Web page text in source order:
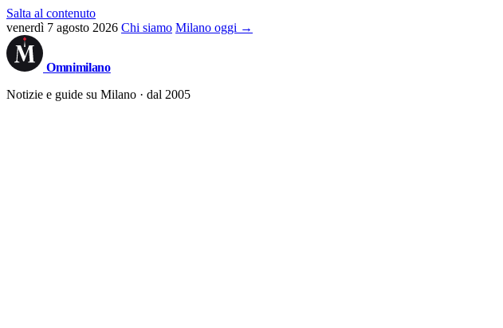
Salta al contenuto
venerdì 7 agosto 2026 Chi siamo Milano oggi →
Omnimilano
Notizie e guide su Milano · dal 2005